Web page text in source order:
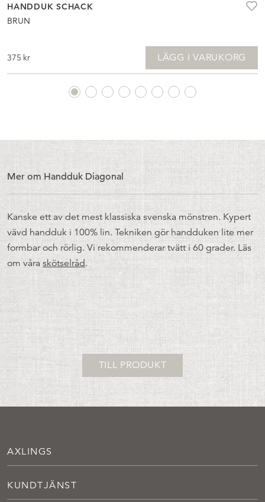
HANDDUK SCHACK
BRUN
375 kr LÄGG I VARUKORG
Mer om Handduk Diagonal
Kanske ett av det mest klassiska svenska mönstren. Kypert
vävd handduk i 100% lin. Tekniken gör handduken lite mer
formbar och rörlig. Vi rekommenderar tvätt i 60 grader. Läs
om våra skötselråd.
TILL PRODUKT
AXLINGS
KUNDTJÄNST